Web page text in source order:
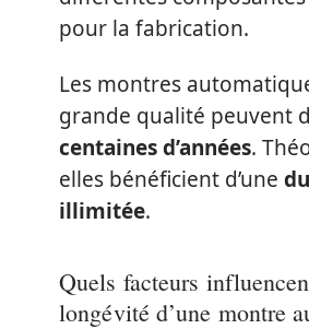
pour la fabrication.
Les montres
grande qualité peuvent
centaines d’années.
elles bénéficient d’une
illimitée.
Quels facteurs
longévité d’une montre